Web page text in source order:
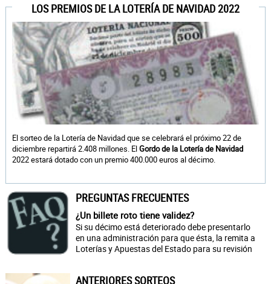
LOS PREMIOS DE LA LOTERÍA DE NAVIDAD 2022
El sorteo de la Lotería de Navidad que se celebrará el próximo 22 de
diciembre repartirá 2.408 millones. ElGordo de la Lotería de Navidad
2022 estará dotado con un premio 400.000 euros al décimo.
PREGUNTAS FRECUENTES
¿Un billete roto tiene validez?
Si su décimo está deteriorado debe presentarlo
en una administración para que ésta, la remita a
Loterías y Apuestas del Estado para su revisión
ANTERIORES SORTEOS